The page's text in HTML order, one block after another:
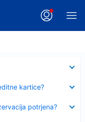
kartice?
potrjena?